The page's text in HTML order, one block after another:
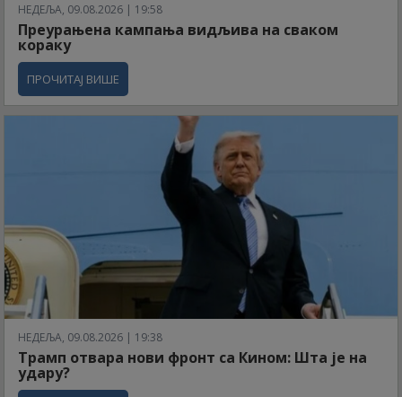
НЕДЕЉА, 09.08.2026 | 19:58
Преурањена кампања видљива на сваком
кораку
ПРОЧИТАЈ ВИШЕ
НЕДЕЉА, 09.08.2026 | 19:38
Трамп отвара нови фронт са Кином: Шта је на
удару?